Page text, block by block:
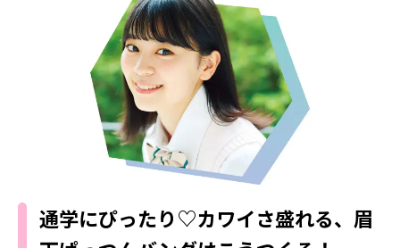
ファッションニュース
モデル私服
ビューティニュース
トレンドメイク
ベストコスメ
ヘアアレンジ・ヘアケア
スキンケア
SCHOOL
スクールニュース
制服コーデ
学校ヘアメイク
勉強・受験・進路
ENTERTAINMENT
エンタメニュース
なにわ男子
LIFESTYLE
ライフスタイルニュース
モデルの購入品
JK TREND
MODELS
通学にぴったり♡カワイさ盛れる、眉